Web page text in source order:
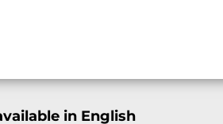
in English